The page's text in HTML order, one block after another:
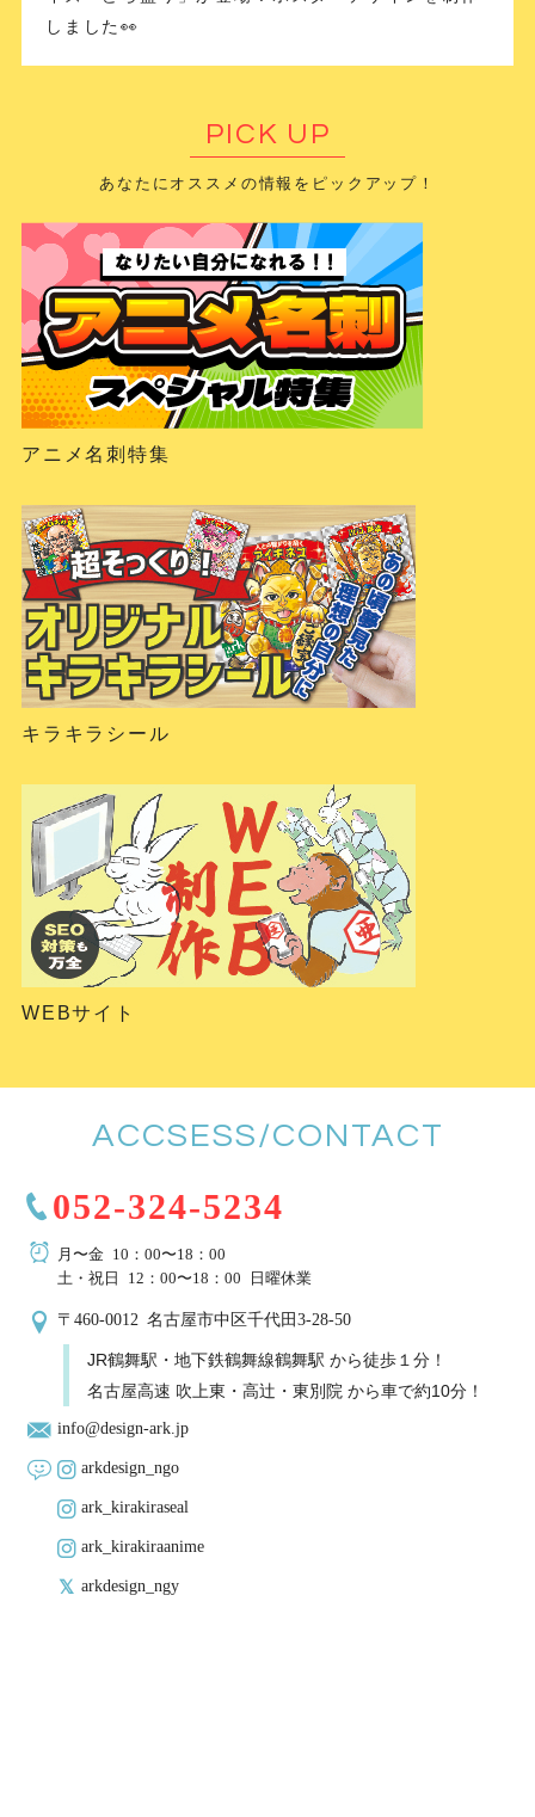
しました👀
PICK UP
あなたにオススメの情報をピックアップ！
アニメ名刺特集
キラキラシール
WEBサイト
ACCSESS/CONTACT
052-324-5234
月〜金 10：00〜18：00
土・祝日 12：00〜18：00 日曜休業
〒460-0012 名古屋市中区千代田3-28-50
JR鶴舞駅・地下鉄鶴舞線鶴舞駅 から徒歩１分！
名古屋高速 吹上東・高辻・東別院 から車で約10分！
info@design-ark.jp
arkdesign_ngo
ark_kirakiraseal
ark_kirakiraanime
arkdesign_ngy